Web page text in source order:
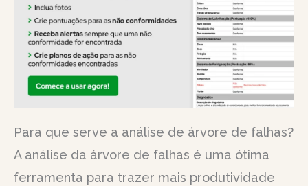
Para que serve a análise de árvore de falhas?
A análise da árvore de falhas é uma ótima
ferramenta para trazer mais produtividade